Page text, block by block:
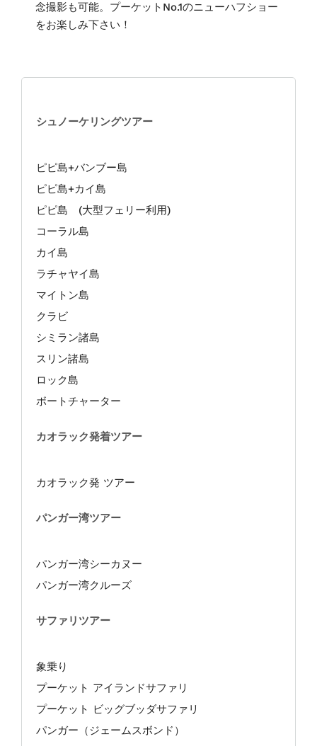
念撮影も可能。プーケットNo.1のニューハフショー
をお楽しみ下さい！
シュノーケリングツアー
ピピ島+バンブー島
ピピ島+カイ島
ピピ島 (大型フェリー利用)
コーラル島
カイ島
ラチャヤイ島
マイトン島
クラビ
シミラン諸島
スリン諸島
ロック島
ボートチャーター
カオラック発着ツアー
カオラック発 ツアー
パンガー湾ツアー
パンガー湾シーカヌー
パンガー湾クルーズ
サファリツアー
象乗り
プーケット アイランドサファリ
プーケット ビッグブッダサファリ
パンガー（ジェームスボンド）